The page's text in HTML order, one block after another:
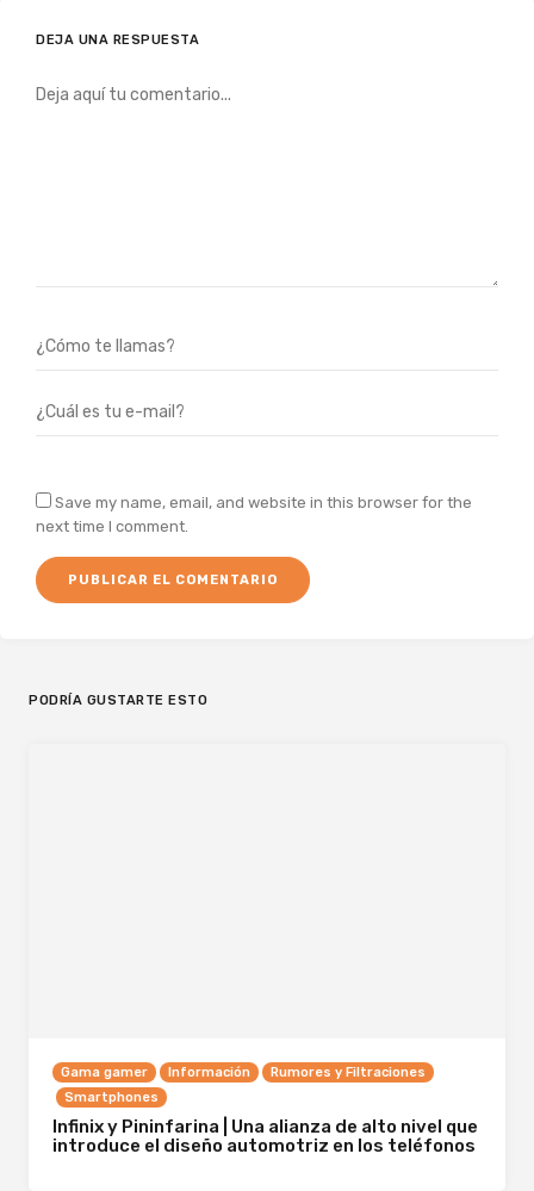
DEJA UNA RESPUESTA
Save my name, email, and website in this browser for the
next time I comment.
PODRÍA GUSTARTE ESTO
Gama gamer Información
Rumores y Filtraciones
Smartphones
Infinix y Pininfarina | Una alianza de alto nivel que
introduce el diseño automotriz en los teléfonos